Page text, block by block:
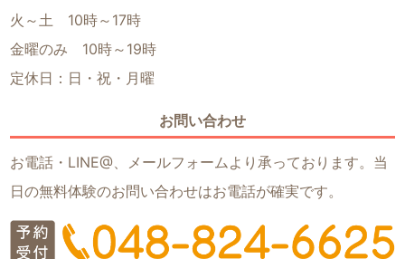
火～土 10時～17時
金曜のみ 10時～19時
定休日：日・祝・月曜
お問い合わせ
お電話・LINE@、メールフォームより承っております。当
日の無料体験のお問い合わせはお電話が確実です。